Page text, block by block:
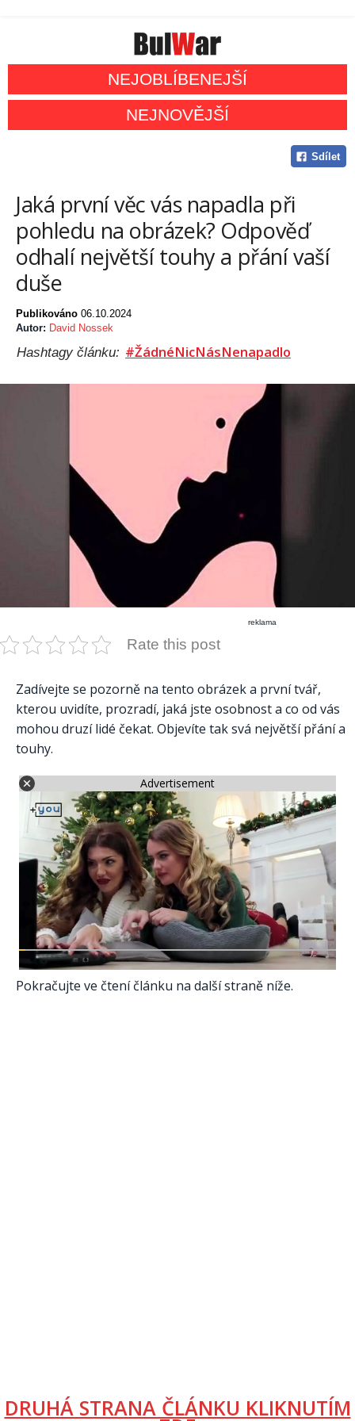
NEJOBLÍBENEJŠÍ
NEJNOVĚJŠÍ
Sdílet
Jaká první věc vás napadla při
pohledu na obrázek? Odpověď
odhalí největší touhy a přání vaší
duše
Publikováno 06.10.2024
Autor: David Nossek
Hashtagy článku: #ŽádnéNicNásNenapadlo
reklama
Rate this post
Zadívejte se pozorně na tento obrázek a první tvář,
kterou uvidíte, prozradí, jaká jste osobnost a co od vás
mohou druzí lidé čekat. Objevíte tak svá největší přání a
touhy.
Advertisement
Pokračujte ve čtení článku na další straně níže.
DRUHÁ STRANA ČLÁNKU KLIKNUTÍM